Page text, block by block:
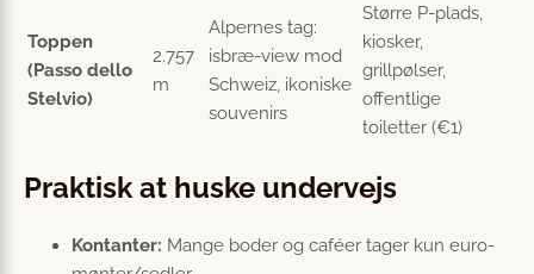
Toppen
(Passo dello
Stelvio)
2.757
m
Alpernes tag:
isbræ-view mod
Schweiz, ikoniske
souvenirs
Større P-plads,
kiosker,
grillpølser,
offentlige
toiletter (€1)
Praktisk at huske undervejs
Kontanter: Mange boder og caféer tager kun euro-